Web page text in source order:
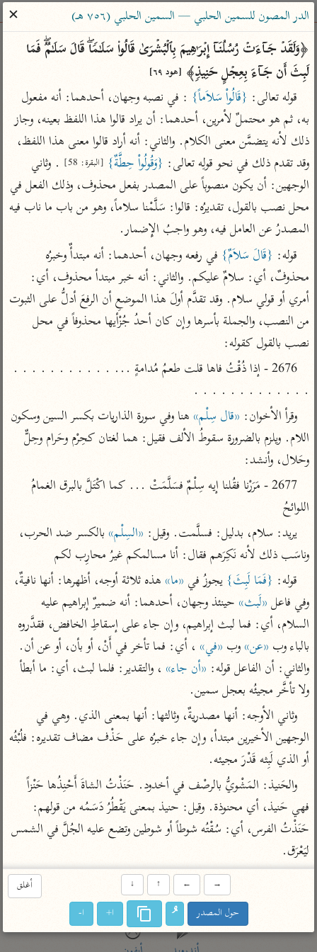
ساهم معنا في نشر القرآن والعلم الشرعي
الباحث القرآني
بحث تفسير علوم مصاحف
Type 2 or more characters for results.
Type 1 or more
characters for results.
أمّهات
تفسير الطبري
تفسير ابن كثير
تفسير القرطبي
تفسير البغوي
جمع الأقوال
تفسير ابن الجوزي
تفسير الماوردي
منتقاة
تفسير ابن القيم
تفسير ابن تيمية
عامّة
تفسير السمعاني
تفسير مكّي
محاسن التأويل
للقاسمي
تفسير الثعالبي
تفسير السمرقندي
تفسير الثعلبي
عامّة
فتح البيان للقنوجي
فتح القدير للشوكاني
تفسير ابن جزي
موسوعات
تفسير الآلوسي
أخرى
أضواء البيان
نظم الدرر للبقاعي
لغة وبلاغة
المحرر الوجيز لابن
عطية
البحر المحيط لأبي
البسيط للواحدي
تفسير أبي السعود
الكشاف للزمخشري
معاصرة
الميسر
التفسير
تفسير السعدي
أيسر التفاسير
القرآن – تدبر وعمل
تفسير الجلالين
جامع البيان للإيجي
تفسير النسفي
تفسير ابن أبي زمنين
آثار
موسوعة التفسير
المأثور
الدر المنثور
تفسير ابن أبي حاتم
تفسير قتادة
اشترك لتصلك أخبار مشاريعنا
اشترك
راسلنا •تليجرام •تويتر
تعليمات•عن الباحث القرآني
الدر المصون للسمين الحلبي — السمين الحلبي (٧٥٦ هـ)
✕
لَبِثَ أَن جَاۤءَ بِعِجۡلٍ حَنِیذࣲ﴾ [هود ٦٩]
قوله تعالى: {قَالُواْ سَلاَماً}
به، ثم هو محتملٌ لأمرين، أحدهما: أن يراد قالوا هذا اللفظ بعينه، وجاز
وقد تقدم ذلك في نحو قولِه تعالى: {وَقُولُواْ حِطَّةٌ} [البقرة: 58]
المصدرُ عن العامل فيه، وهو واجبُ الإِضمار.
قوله: {قَالَ سَلاَمٌ}
نصب بالقول كقوله:
. . . . . . . . . . . . .
وقرأ الأخوان: «قال سِلْم»
وحَلال، وأنشد:
اللوائحُ
يريد: سلام، بدليل: فسلَّمت. وقيل: «السِلْم»
وناسَب ذلك لأنه نَكِرَهم فقال: أنا مسالمكم غيرُ محارِب لكم
قوله: {فَمَا لَبِثَ} يجوزُ في «ما»
وفي فاعل «لَبث»
بالباء وب «عن» وب «في»
والثاني: أن الفاعل قوله: «أن جاء»
ولا تأخَّر مجيئُه بعجل سمين.
أو الذي لَبِثه قَدْرَ مجيئه.
والحَنيذ: المَشْويُّ بالرصْف في أخدود. حَنَذْتُ الشاةَ أَحْنِذُها حَنْزاً
ليَعْرَق.
أغلق →
←
↑
↓
حول المصدر ا+ ا-